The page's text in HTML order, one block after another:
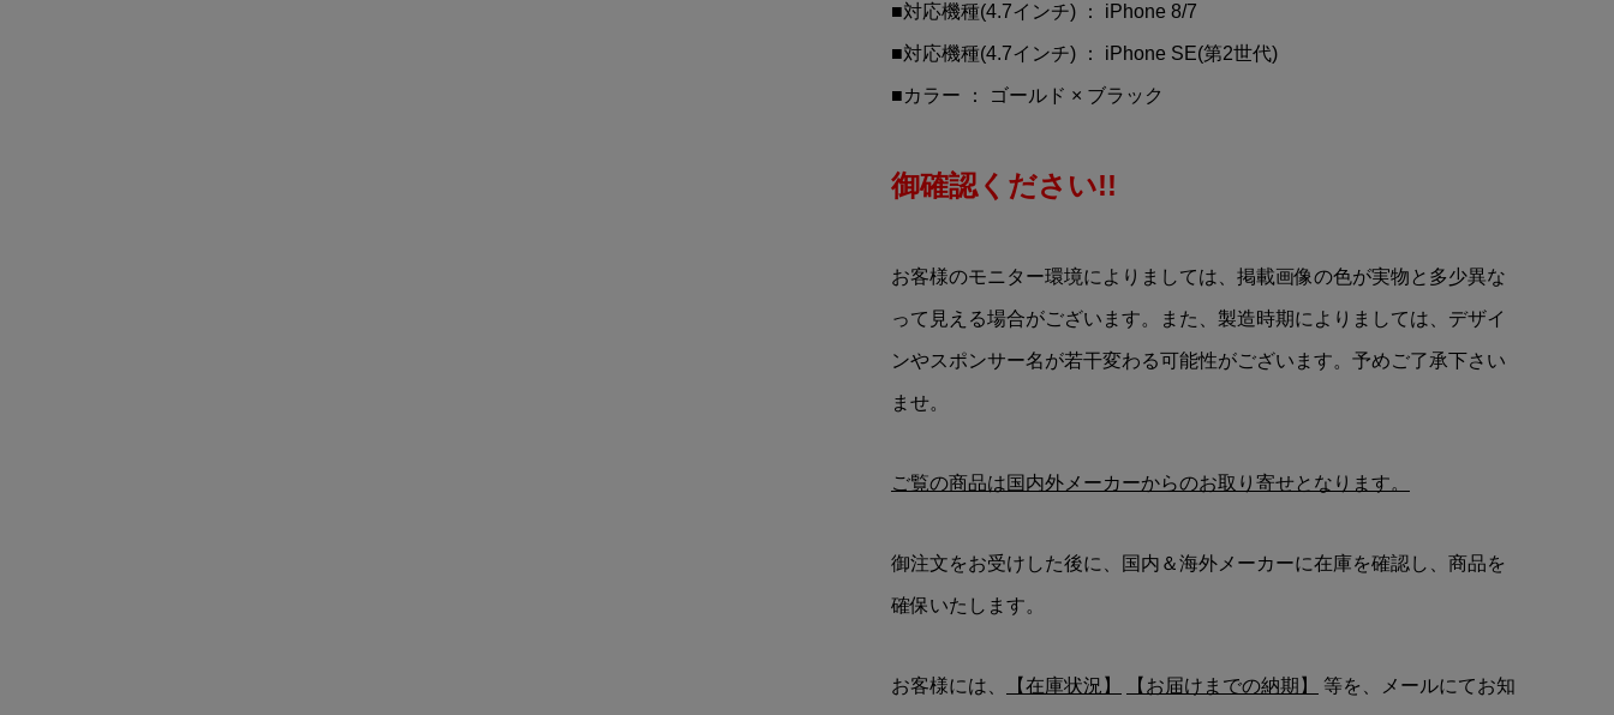
■対応機種(4.7インチ) ： iPhone 8/7
■対応機種(4.7インチ) ： iPhone SE(第2世代)
■カラー ： ゴールド × ブラック
御確認ください!!
お客様のモニター環境によりましては、掲載画像の色が実物と多少異な
って見える場合がございます。また、製造時期によりましては、デザイ
ンやスポンサー名が若干変わる可能性がございます。予めご了承下さい
ませ。
ご覧の商品は国内外メーカーからのお取り寄せとなります。
御注文をお受けした後に、国内＆海外メーカーに在庫を確認し、商品を
確保いたします。
お客様には、 【在庫状況】 【お届けまでの納期】 等を、メールにてお知